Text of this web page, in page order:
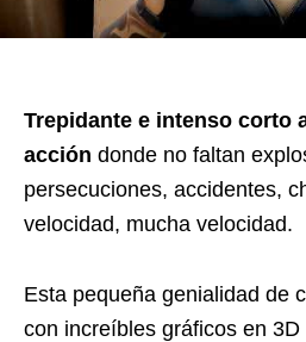
Trepidante e intenso corto
acción donde no faltan
persecuciones, accidentes,
velocidad, mucha velocidad.
Esta pequeña genialidad de
con increíbles gráficos en